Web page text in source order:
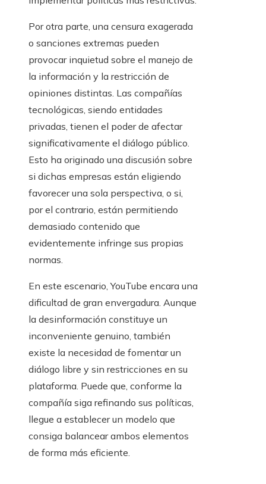
Por otra parte, una censura exagerada
o sanciones extremas pueden
provocar inquietud sobre el manejo de
la información y la restricción de
opiniones distintas. Las compañías
tecnológicas, siendo entidades
privadas, tienen el poder de afectar
significativamente el diálogo público.
Esto ha originado una discusión sobre
si dichas empresas están eligiendo
favorecer una sola perspectiva, o si,
por el contrario, están permitiendo
demasiado contenido que
evidentemente infringe sus propias
normas.
En este escenario, YouTube encara una
dificultad de gran envergadura. Aunque
la desinformación constituye un
inconveniente genuino, también
existe la necesidad de fomentar un
diálogo libre y sin restricciones en su
plataforma. Puede que, conforme la
compañía siga refinando sus políticas,
llegue a establecer un modelo que
consiga balancear ambos elementos
de forma más eficiente.